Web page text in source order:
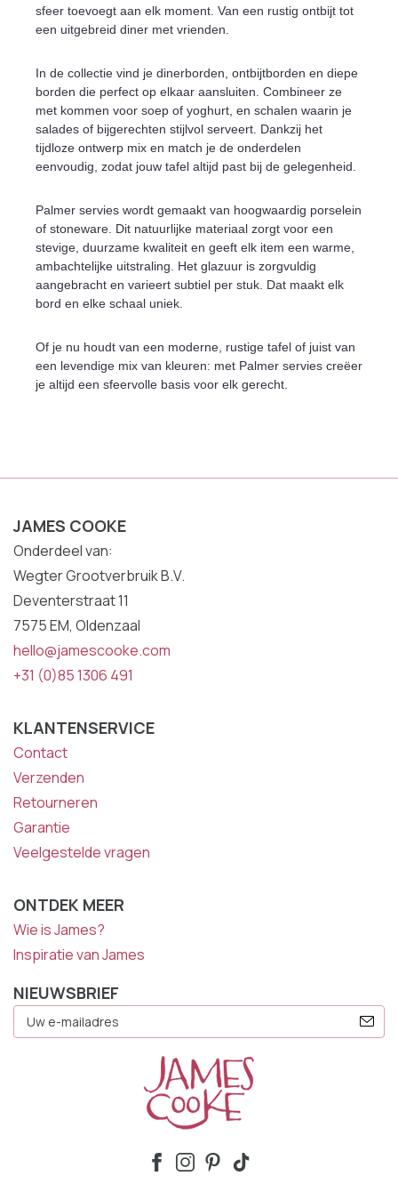
sfeer toevoegt aan elk moment. Van een rustig ontbijt tot
een uitgebreid diner met vrienden.
In de collectie vind je dinerborden, ontbijtborden en diepe
borden die perfect op elkaar aansluiten. Combineer ze
met kommen voor soep of yoghurt, en schalen waarin je
salades of bijgerechten stijlvol serveert. Dankzij het
tijdloze ontwerp mix en match je de onderdelen
eenvoudig, zodat jouw tafel altijd past bij de gelegenheid.
Palmer servies wordt gemaakt van hoogwaardig porselein
of stoneware. Dit natuurlijke materiaal zorgt voor een
stevige, duurzame kwaliteit en geeft elk item een warme,
ambachtelijke uitstraling. Het glazuur is zorgvuldig
aangebracht en varieert subtiel per stuk. Dat maakt elk
bord en elke schaal uniek.
Of je nu houdt van een moderne, rustige tafel of juist van
een levendige mix van kleuren: met Palmer servies creëer
je altijd een sfeervolle basis voor elk gerecht.
JAMES COOKE
Onderdeel van:
Wegter Grootverbruik B.V.
Deventerstraat 11
7575 EM, Oldenzaal
hello@jamescooke.com
+31 (0)85 1306 491
KLANTENSERVICE
Contact
Verzenden
Retourneren
Garantie
Veelgestelde vragen
ONTDEK MEER
Wie is James?
Inspiratie van James
NIEUWSBRIEF
Mailadres